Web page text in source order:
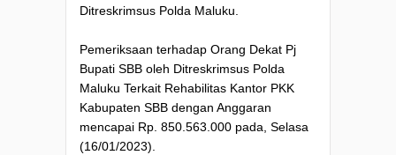
Ditreskrimsus Polda Maluku.
Pemeriksaan terhadap Orang Dekat Pj
Bupati SBB oleh Ditreskrimsus Polda
Maluku Terkait Rehabilitas Kantor PKK
Kabupaten SBB dengan Anggaran
mencapai Rp. 850.563.000 pada, Selasa
(16/01/2023).